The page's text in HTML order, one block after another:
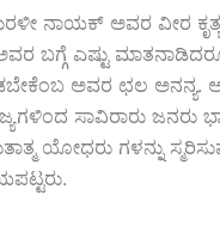
ನಾಯಕ್ ಅವರ ವೀರ
ಬಗ್ಗೆ ಎಷ್ಟು
ಅವರ ಛಲ ಅನನ್ಯ.
ಸಾವಿರಾರು ಜನರು
ಯೋಧರು ಗಳನ್ನು